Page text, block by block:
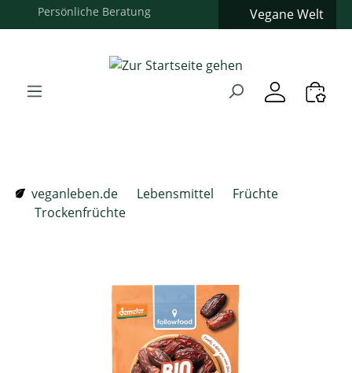
Zum Hauptinhalt springen
Zur Hauptnavigation springen
Vegane Welt
veganleben.de
Lebensmittel
Früchte
Trockenfrüchte
Bildergalerie überspringen